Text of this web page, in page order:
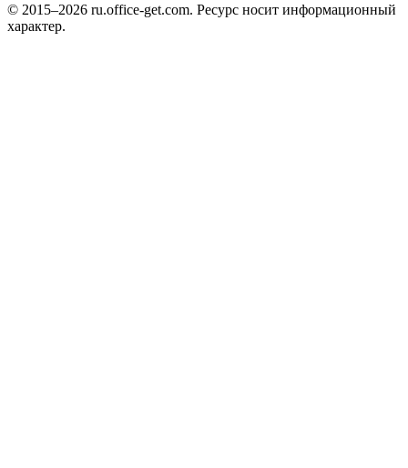
© 2015–2026 ru.office-get.com. Ресурс носит информационный
характер.